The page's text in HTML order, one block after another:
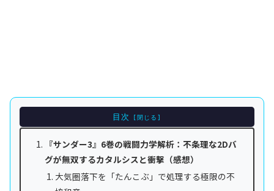
目次
『サンダー3』6巻の戦闘力学解析：不条理な2Dバ
グが無双するカタルシスと衝撃（感想）
大気圏落下を「たんこぶ」で処理する極限の不